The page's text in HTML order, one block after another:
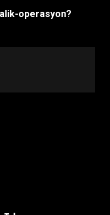
operasyon?